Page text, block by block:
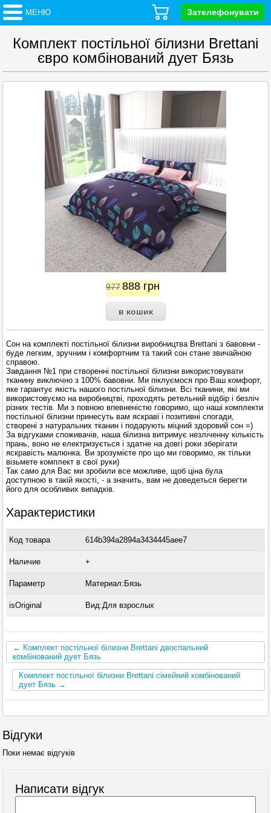
МЕНЮ Зателефонувати
Комплект постільної білизни Brettani
євро комбінований дует Бязь
977 888 грн
Сон на комплекті постільної білизни виробництва Brettani з бавовни -
буде легким, зручним і комфортним та такий сон стане звичайною
справою.
Завдання №1 при створенні постільної білизни використовувати
тканину виключно з 100% бавовни. Ми піклуємося про Ваш комфорт,
яке гарантує якість нашого постільної білизни. Всі тканини, які ми
використовуємо на виробництві, проходять ретельний відбір і безліч
різних тестів. Ми з повною впевненістю говоримо, що наші комплекти
постільної білизни принесуть вам яскраві і позитивні спогади,
створені з натуральних тканин і подарують міцний здоровий сон =)
За відгуками споживачів, наша білизна витримує незліченну кількість
прань, воно не електризується і здатне на довгі роки зберігати
яскравість малюнка. Ви зрозумієте про що ми говоримо, як тільки
візьмете комплект в свої руки)
Так само для Вас ми зробили все можливе, щоб ціна була
доступною в такій якості, - а значить, вам не доведеться берегти
його для особливих випадків.
Характеристики
Код товара 614b394a2894a3434445aee7
Наличие +
Параметр Материал:Бязь
isOriginal Вид:Для взрослых
← Комплект постільної білизни Brettani двоспальний
комбінований дует Бязь
Комплект постільної білизни Brettani сімейний комбінований
дует Бязь →
Відгуки
Поки немає відгуків
Написати відгук